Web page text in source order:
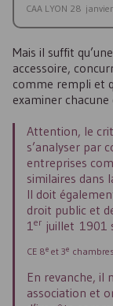
CAA LYON 28
Mais il suffit
accessoire,
comme rempli et
examiner
Attention, le
s’analyser par
entreprises
similaires dans
Il doit
droit public et
1er juillet 1901
CE 8e et 3e
En revanche, il
association et